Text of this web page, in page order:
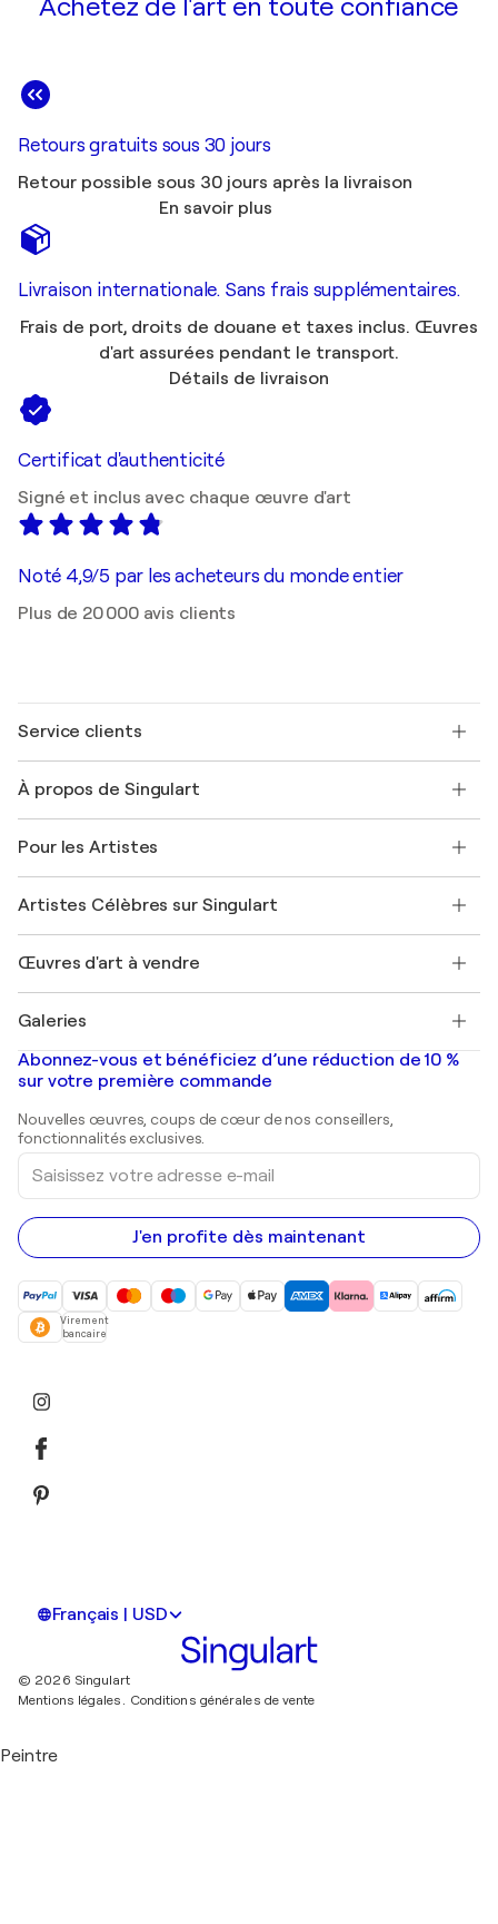
Achetez de l'art en toute confiance
Retours gratuits sous 30 jours
Retour possible sous 30 jours après la livraison
En savoir plus
Livraison internationale. Sans frais supplémentaires.
Frais de port, droits de douane et taxes inclus. Œuvres
d'art assurées pendant le transport.
Détails de livraison
Certificat d'authenticité
Signé et inclus avec chaque œuvre d'art
Noté 4,9/5 par les acheteurs du monde entier
Plus de 20 000 avis clients
Service clients
Expédition
Offrir une carte cadeau
Rejoignez notre programme commercial
Mon compte
+33 1 76 44 06 42
À propos de Singulart
FAQ
Magazine Singulart
Emplois
Découvrez une sélection d'art original
Pour les Artistes
Se connecter en tant qu'Artiste
Artistes Célèbres sur Singulart
Marc Chagall
Banksy
Mr. Brainwash
Shepard Fairey
Œuvres d'art à vendre
Tableaux abstraits à vendre
Peintures de paysage
Estampes
Peintures acryliques
Galeries
Galeries d'art en France
Galeries d'art en Belgique
Abonnez-vous et bénéficiez d’une réduction de 10 %
sur votre première commande
Nouvelles œuvres, coups de cœur de nos conseillers,
fonctionnalités exclusives.
Saisissez
votre
adresse
e-
mail
J'en profite dès maintenant
Virement
bancaire
Français | USD
© 2026 Singulart
Mentions légales.
Conditions générales de vente
Peintre